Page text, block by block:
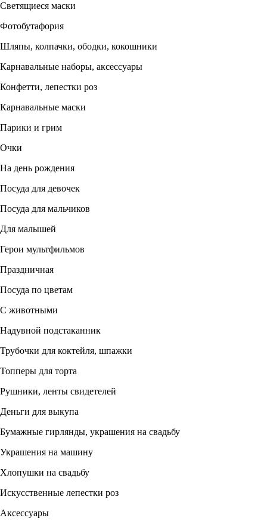
Светящиеся маски
Фотобутафория
Шляпы, колпачки, ободки, кокошники
Карнавальные наборы, аксессуары
Конфетти, лепестки роз
Карнавальные маски
Парики и грим
Очки
На день рождения
Посуда для девочек
Посуда для мальчиков
Для малышей
Герои мультфильмов
Праздничная
Посуда по цветам
С животными
Надувной подстаканник
Трубочки для коктейля, шпажки
Топперы для торта
Рушники, ленты свидетелей
Деньги для выкупа
Бумажные гирлянды, украшения на свадьбу
Украшения на машину
Хлопушки на свадьбу
Искусственные лепестки роз
Аксессуары